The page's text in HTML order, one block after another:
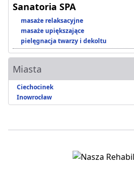
Sanatoria SPA
masaże relaksacyjne
masaże upiększające
pielęgnacja twarzy i dekoltu
Miasta
Ciechocinek
Inowrocław